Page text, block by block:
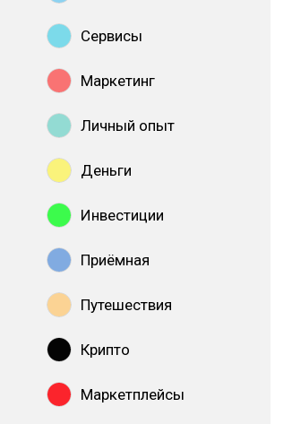
Сервисы
Маркетинг
Личный опыт
Деньги
Инвестиции
Приёмная
Путешествия
Крипто
Маркетплейсы